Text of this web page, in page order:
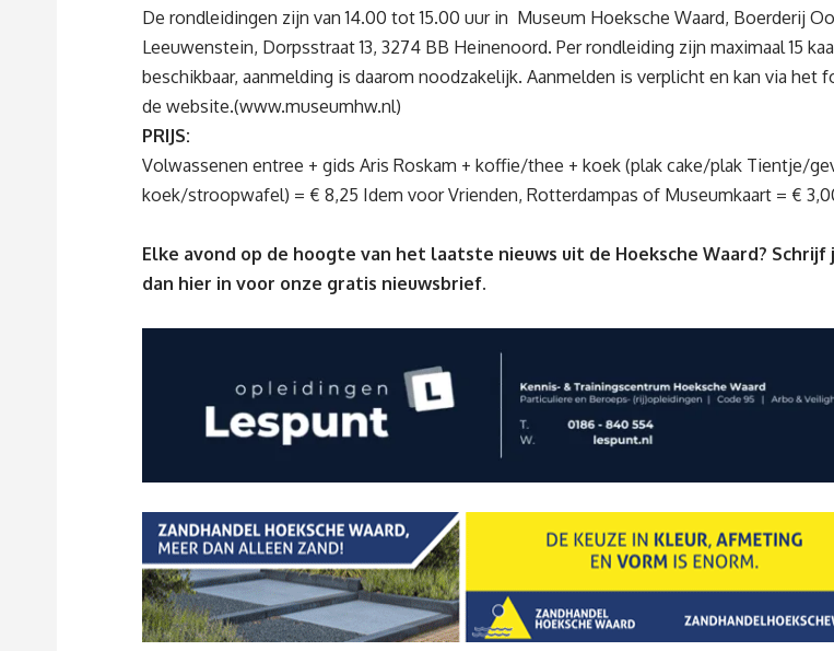
De rondleidingen zijn van 14.00 tot 15.00 uur in Museum Hoeksche Waard, Boerderij
Leeuwenstein, Dorpsstraat 13, 3274 BB Heinenoord. Per rondleiding zijn maximaal 15
beschikbaar, aanmelding is daarom noodzakelijk. Aanmelden is verplicht en kan via het
de website.(www.museumhw.nl)
PRIJS:
Volwassenen entree + gids Aris Roskam + koffie/thee + koek (plak cake/plak Tientje/
koek/stroopwafel) = € 8,25 Idem voor Vrienden, Rotterdampas of Museumkaart = €
Elke avond op de hoogte van het laatste nieuws uit de Hoeksche Waard? Schrijf
dan hier in voor onze gratis nieuwsbrief.